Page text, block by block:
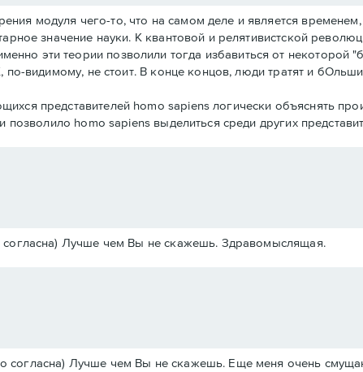
модуля чего-то, что на самом деле и является
значение науки. К квантовой и релятивистской
эти теории позволили тогда избавиться от некоторой
видимому, не стоит. В конце концов, люди тратят и
представителей homo sapiens логически объяснять
позволило homo sapiens выделиться среди других
согласна) Лучше чем Вы не скажешь. Здравомыслящая.
согласна) Лучше чем Вы не скажешь. Еще меня очень